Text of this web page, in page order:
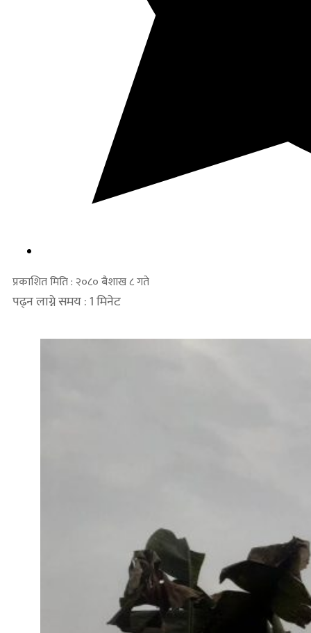
प्रकाशित मिति : २०८० बैशाख ८ गते
पढ्न लाग्ने समय : 1 मिनेट